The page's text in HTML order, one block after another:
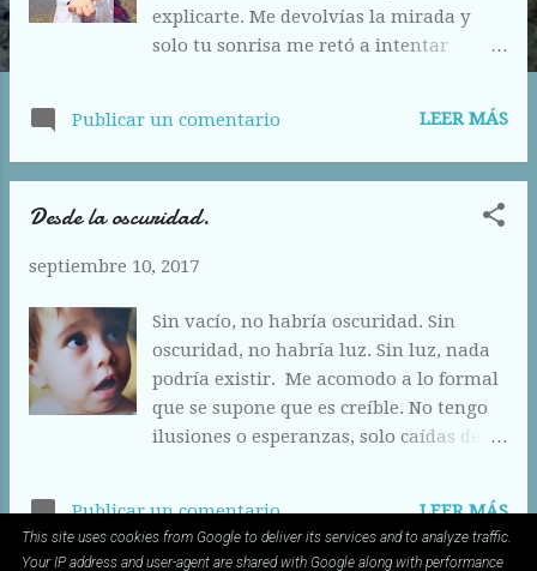
explicarte. Me devolvías la mirada y
solo tu sonrisa me retó a intentar
destaparon tu cuerpo, quedando al aire
todos los poros de tu piel. Una brecha
decoraba la mitad de tu torso y me
atreviera a navegar en aquel lugar
paso de los años. No lo dudé y te abrí en
colores donde no había formas. Mi vista
se confundía y no sabía hacia dónde
mirar. Una hermosa flor azul surgió de
la confusión y en su interior moraba un
olor que me hechizaba. Mi boca
Mis ojos se cerraron para deleitarse en
aquel deseo. Aquella flor dejó de ser
grande a ser una pequeña florecilla en
Publicar un comentario LEER MÁS
Desde la oscuridad.
septiembre 10, 2017
Sin vacío, no habría oscuridad. Sin
oscuridad, no habría luz. Sin luz, nada
podría existir. Me acomodo a lo formal
que se supone que es creíble. No tengo
ilusiones o esperanzas, solo caídas de
saludo del sol es siempre frío y distante.
la que miro todos los días. Solo veo lo
Publicar un comentario LEER MÁS
This site uses cookies from Google to deliver its services and to analyze traffic.
Your IP address and user-agent are shared with Google along with performance